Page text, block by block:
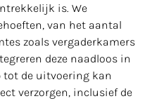
is. We
van het aantal
zoals vergaderkamers
deze naadloos in
tot de uitvoering kan
verzorgen, inclusief de